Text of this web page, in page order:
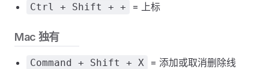
Ctrl + Shift + + = 上标
Mac 独有
Command + Shift + X = 添加或取消删除线